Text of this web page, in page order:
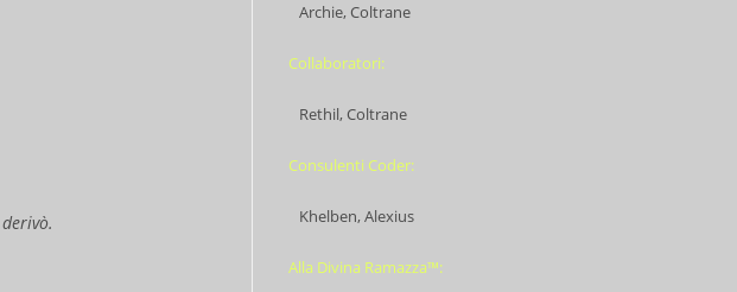
derivò.
Archie, Coltrane
Collaboratori:
Rethil, Coltrane
Consulenti Coder:
Khelben, Alexius
Alla Divina Ramazza™: